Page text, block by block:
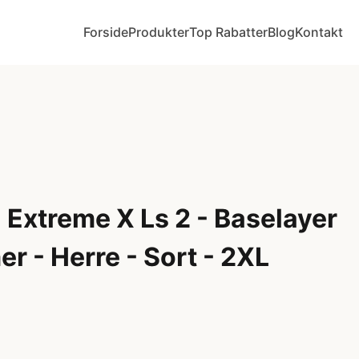
ForsideProdukterTop RabatterBlogKontakt
Extreme X Ls 2 - Baselayer
- Herre - Sort - 2XL